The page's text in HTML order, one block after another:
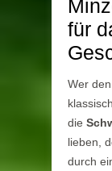
für
Wer
die
lieben,
durch